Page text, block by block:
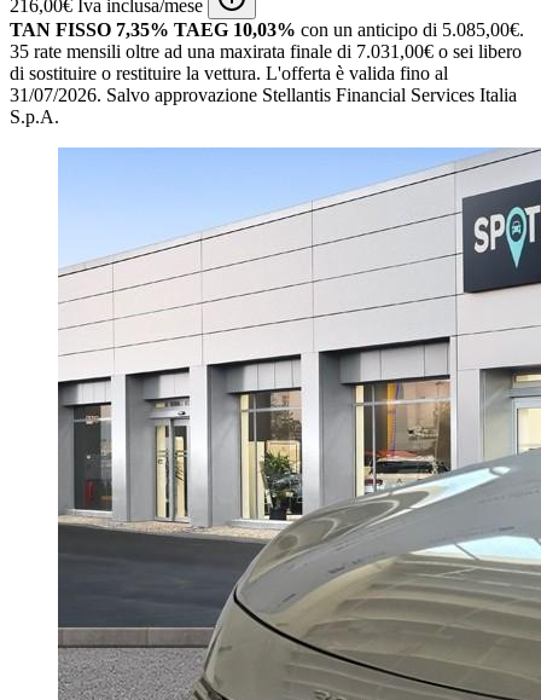
216,00€ Iva inclusa/mese
TAN FISSO 7,35% TAEG 10,03% con un anticipo di 5.085,00€.
35 rate mensili oltre ad una maxirata finale di 7.031,00€ o sei libero
di sostituire o restituire la vettura. L'offerta è valida fino al
31/07/2026. Salvo approvazione Stellantis Financial Services Italia
S.p.A.